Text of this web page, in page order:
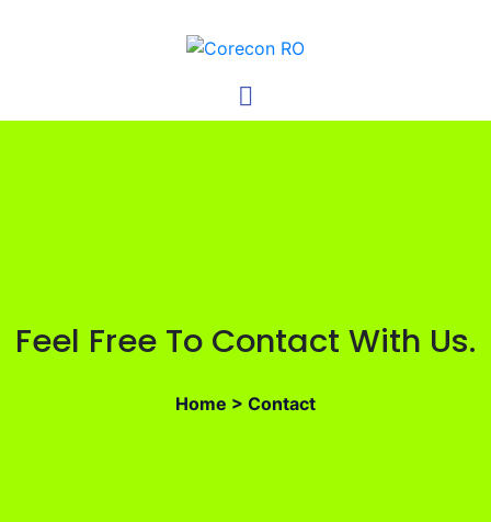
Feel Free To Contact With Us.
Home > Contact